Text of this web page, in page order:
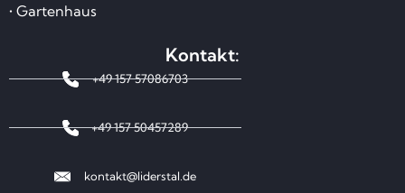
• Gartenhaus
Kontakt:
+49 157 57086703
+49 157 50457289
kontakt@liderstal.de